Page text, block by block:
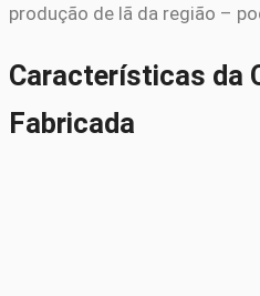
produção de lã da região –
Características da
Fabricada